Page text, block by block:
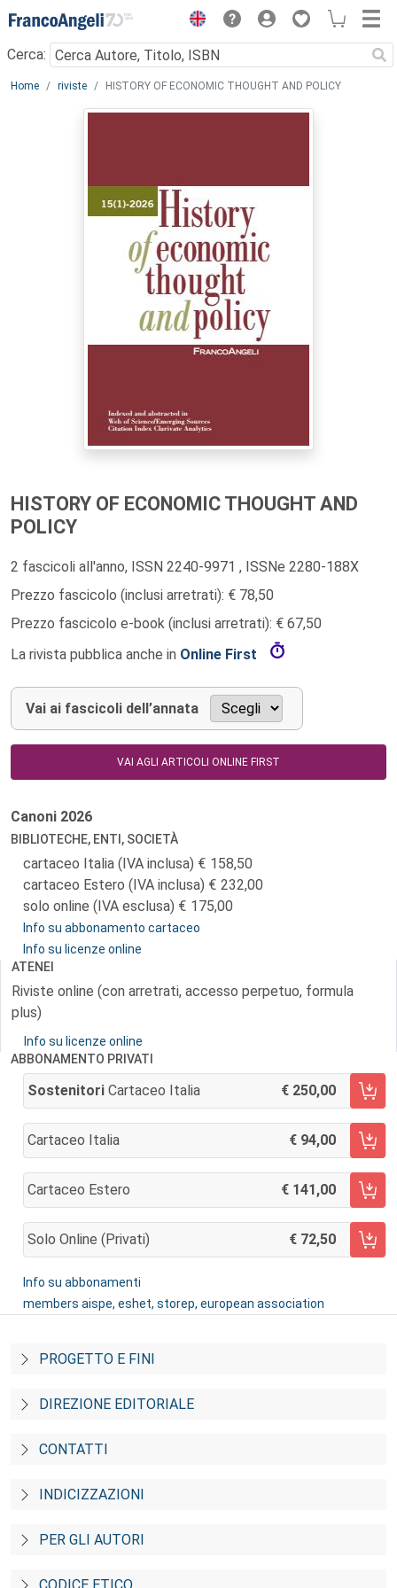
Menu
Cerca:
Main content
Home riviste HISTORY OF ECONOMIC THOUGHT AND POLICY
HISTORY OF ECONOMIC THOUGHT AND
POLICY
2 fascicoli all'anno, ISSN 2240-9971 , ISSNe 2280-188X
Prezzo fascicolo (inclusi arretrati): € 78,50
Prezzo fascicolo e-book (inclusi arretrati): € 67,50
La rivista pubblica anche in Online First
Vai ai fascicoli dell’annata
VAI AGLI ARTICOLI ONLINE FIRST
Canoni 2026
BIBLIOTECHE, ENTI, SOCIETÀ
cartaceo Italia (IVA inclusa)
158,50
cartaceo Estero (IVA inclusa)
232,00
solo online (IVA esclusa)
175,00
Info su abbonamento cartaceo
Info su licenze online
ATENEI
Riviste online (con arretrati, accesso perpetuo, formula
plus)
Info su licenze online
ABBONAMENTO PRIVATI
Sostenitori Cartaceo Italia 250,00
AGGIUNGI AL CARRELLO
Cartaceo Italia 94,00
AGGIUNGI AL CARRELLO
Cartaceo Estero 141,00
AGGIUNGI AL CARRELLO
Solo Online (privati) 72,50
AGGIUNGI AL CARRELLO
Info su abbonamenti
members aispe, eshet, storep, european association
PROGETTO E FINI
DIREZIONE EDITORIALE
CONTATTI
INDICIZZAZIONI
PER GLI AUTORI